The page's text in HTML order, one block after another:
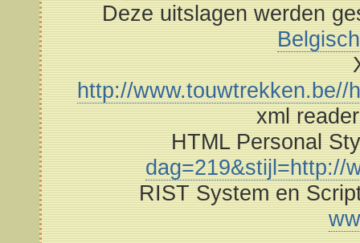
Deze uitslagen werden
http://www.touwtrekken.be//
xml
HTML Personal
dag=219&stijl=http://
RIST System en